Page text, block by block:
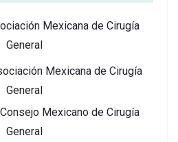
Mexicana de Cirugía
General
Mexicano de Cirugía
General